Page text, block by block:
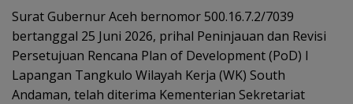
Surat Gubernur Aceh bernomor 500.16.7.2/7039
bertanggal 25 Juni 2026, prihal Peninjauan dan Revisi
Persetujuan Rencana Plan of Development (PoD) I
Lapangan Tangkulo Wilayah Kerja (WK) South
Andaman, telah diterima Kementerian Sekretariat